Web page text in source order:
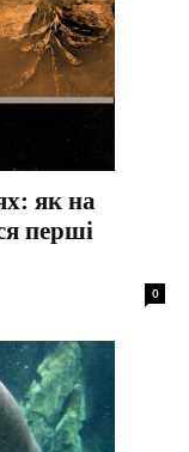
як на
перші
0